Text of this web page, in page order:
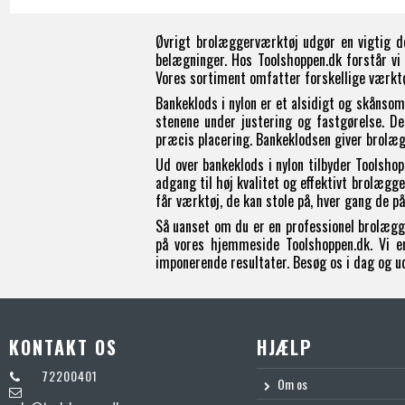
Øvrigt brolæggerværktøj udgør en vigtig
belægninger. Hos Toolshoppen.dk
Vores sortiment omfatter forskellige
Bankeklods i nylon er et alsidigt og
stenene under justering og fastgørelse.
præcis placering. Bankeklodsen giver
Ud over bankeklods i nylon tilbyder
adgang til høj kvalitet og effektivt
får værktøj, de kan stole på, hver gang de
Så uanset om du er en professionel
på vores hjemmeside Toolshoppen.dk.
imponerende resultater. Besøg os i dag
KONTAKT OS
72200401
HJÆLP
Om os